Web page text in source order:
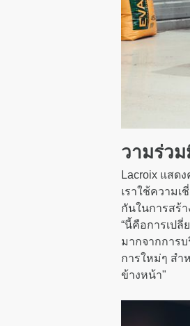
วามร่ว
Lacroix แสด
เราใช้ความ
กันในการสร้า
“นี้คือการเป
มากจากการ
การใหม่ๆ สำ
ข้างหน้า"